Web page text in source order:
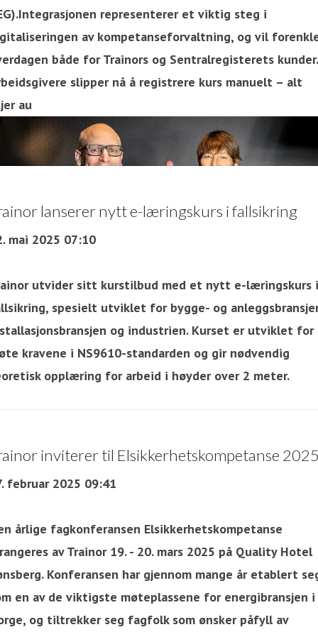
representerer et viktig steg i
av kompetanseforvaltning, og vil
både for Trainors og Sentralregisterets kunder.
slipper nå å registrere kurs manuelt – alt
au
lanserer nytt e-læringskurs i fallsikring
mai 2025 07:10
utvider sitt kurstilbud med et nytt e-læringskurs i
spesielt utviklet for bygge- og
og industrien. Kurset er utviklet for
kravene i NS9610-standarden og gir nødvendig
opplæring for arbeid i høyder over 2 meter.
inviterer til Elsikkerhetskompetanse
februar 2025 09:41
årlige fagkonferansen Elsikkerhetskompetanse
av Trainor 19. - 20. mars 2025 på Quality Hotel
Konferansen har gjennom mange år etablert
en av de viktigste møteplassene for energibransjen i
og tiltrekker seg fagfolk som ønsker påfyll av